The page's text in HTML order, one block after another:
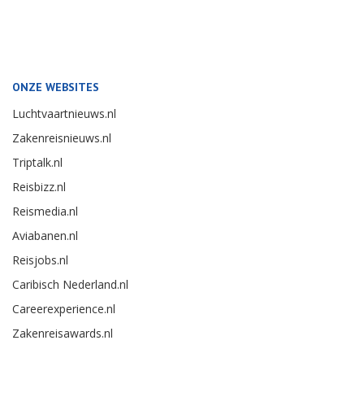
ONZE WEBSITES
Luchtvaartnieuws.nl
Zakenreisnieuws.nl
Triptalk.nl
Reisbizz.nl
Reismedia.nl
Aviabanen.nl
Reisjobs.nl
Caribisch Nederland.nl
Careerexperience.nl
Zakenreisawards.nl